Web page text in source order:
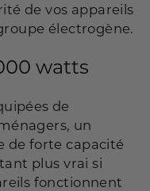
de vos appareils
électrogène.
watts
de
un
de forte capacité
plus vrai si
fonctionnent